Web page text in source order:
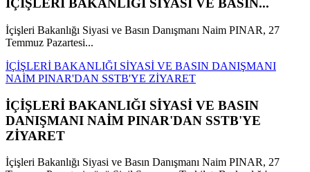
İÇİŞLERİ BAKANLIĞI SİYASİ VE BASIN...
İçişleri Bakanlığı Siyasi ve Basın Danışmanı Naim PINAR, 27
Temmuz Pazartesi...
İÇİŞLERİ BAKANLIĞI SİYASİ VE BASIN DANIŞMANI
NAİM PINAR'DAN SSTB'YE ZİYARET
İÇİŞLERİ BAKANLIĞI SİYASİ VE BASIN
DANIŞMANI NAİM PINAR'DAN SSTB'YE
ZİYARET
İçişleri Bakanlığı Siyasi ve Basın Danışmanı Naim PINAR, 27